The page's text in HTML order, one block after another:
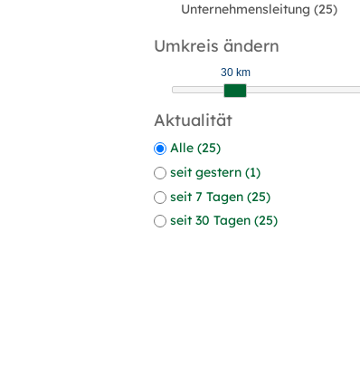
Unternehmensleitung (25)
Umkreis ändern
30 km
Aktualität
Alle (25)
seit gestern (1)
seit 7 Tagen (25)
seit 30 Tagen (25)